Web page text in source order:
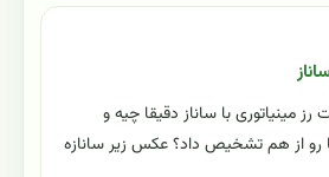
مینیاتوری با ساناز دقیقا چیه و
رو از هم تشخیص داد؟ عکس زیر سانازه